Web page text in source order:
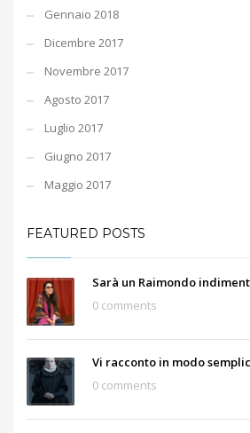
Gennaio 2018
Dicembre 2017
Novembre 2017
Agosto 2017
Luglio 2017
Giugno 2017
Maggio 2017
FEATURED POSTS
Sarà un Raimondo
0 comments
Vi racconto in modo
0 comments